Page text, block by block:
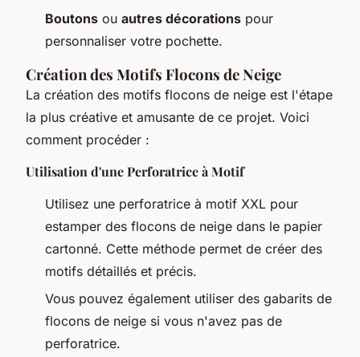
Boutons ou autres décorations pour
personnaliser votre pochette.
Création des Motifs Flocons de Neige
La création des motifs flocons de neige est l'étape
la plus créative et amusante de ce projet. Voici
comment procéder :
Utilisation d'une Perforatrice à Motif
Utilisez une perforatrice à motif XXL pour
estamper des flocons de neige dans le papier
cartonné. Cette méthode permet de créer des
motifs détaillés et précis.
Vous pouvez également utiliser des gabarits de
flocons de neige si vous n'avez pas de
perforatrice.